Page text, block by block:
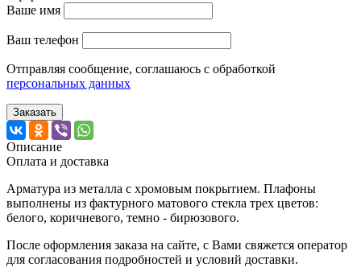
Ваше имя
Ваш телефон
Отправляя сообщение, соглашаюсь с обработкой
персональных данных
Заказать
Описание
Оплата и доставка
Арматура из металла с хромовым покрытием. Плафоны
выполнены из фактурного матового стекла трех цветов:
белого, коричневого, темно - бирюзового.
После оформления заказа на сайте, с Вами свяжется оператор
для согласования подробностей и условий доставки.